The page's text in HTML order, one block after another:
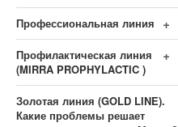
+
Профессиональная линия
+
Профилактическая линия
(MIRRA PROPHYLACTIC )
Золотая линия (GOLD LINE).
Какие проблемы решает